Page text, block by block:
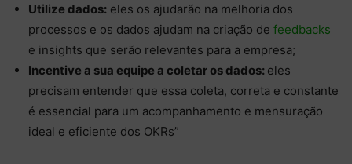
Utilize dados: eles os ajudarão na melhoria dos
processos e os dados ajudam na criação de feedbacks
e insights que serão relevantes para a empresa;
Incentive a sua equipe a coletar os dados: eles
precisam entender que essa coleta, correta e constante
é essencial para um acompanhamento e mensuração
ideal e eficiente dos OKRs”